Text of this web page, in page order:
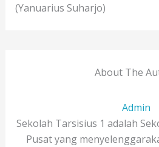
(Yanuarius Suharjo)
About The
Admin
Sekolah Tarsisius 1 adalah
Pusat yang